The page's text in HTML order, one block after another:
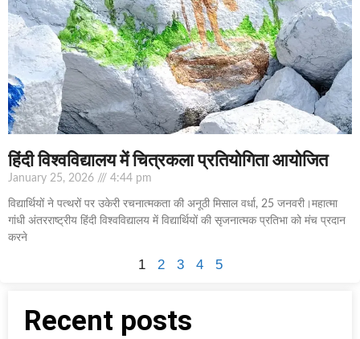
हिंदी विश्वविद्यालय में चित्रकला प्रतियोगिता आयोजित
January 25, 2026 4:44 pm
विद्यार्थियों ने पत्थरों पर उकेरी रचनात्मकता की अनूठी मिसाल वर्धा, 25 जनवरी।महात्मा
गांधी अंतरराष्ट्रीय हिंदी विश्वविद्यालय में विद्यार्थियों की सृजनात्मक प्रतिभा को मंच प्रदान
करने
1 2 3 4 5
Recent posts